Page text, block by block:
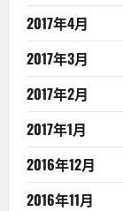
2017年4月
2017年3月
2017年2月
2017年1月
2016年12月
2016年11月